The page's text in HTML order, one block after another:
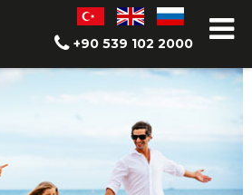
+90 539 102 2000
Yaşam